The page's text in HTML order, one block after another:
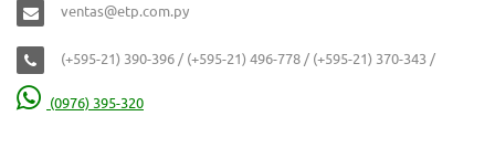
ventas@etp.com.py
(+595-21) 390-396 / (+595-21) 496-778 / (+595-21) 370-343 /
(0976) 395-320